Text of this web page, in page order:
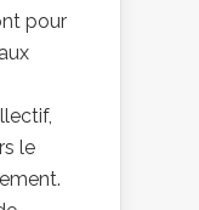
pour
le